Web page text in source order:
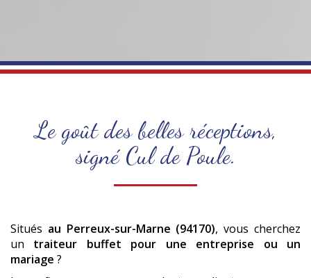
Le goût des belles réceptions,
signé Cul de Poule.
Situés au Perreux-sur-Marne (94170), vous cherchez
un traiteur buffet pour une entreprise ou un
mariage ?